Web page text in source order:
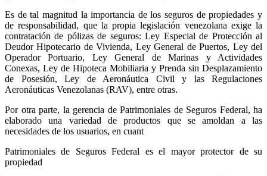
Es de tal magnitud la importancia de los seguros de propiedades y
de responsabilidad, que la propia legislación venezolana exige la
contratación de pólizas de seguros: Ley Especial de Protección al
Deudor Hipotecario de Vivienda, Ley General de Puertos, Ley del
Operador Portuario, Ley General de Marinas y Actividades
Conexas, Ley de Hipoteca Mobiliaria y Prenda sin Desplazamiento
de Posesión, Ley de Aeronáutica Civil y las Regulaciones
Aeronáuticas Venezolanas (RAV), entre otras.
Por otra parte, la gerencia de Patrimoniales de Seguros Federal, ha
elaborado una variedad de productos que se amoldan a las
necesidades de los usuarios, en cuant
Patrimoniales de Seguros Federal es el mayor protector de su
propiedad